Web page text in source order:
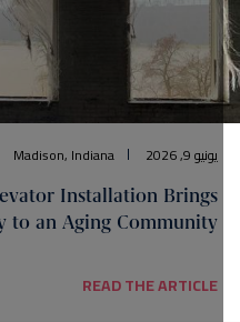
يونيو 9, 2026 Madison, Indiana
Installation Brings
to an Aging Community
READ THE ARTICLE